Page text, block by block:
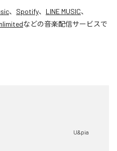
、 Spotify、 LINE MUSIC、
などの音楽配信サービスで
U&pia